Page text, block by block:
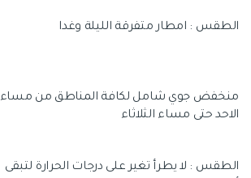
الطقس : امطار متفرقة الليلة وغدا
منخفض جوي شامل لكافة المناطق من مساء
الاحد حتى مساء الثلاثاء
الطقس : لا يطرأ تغير على درجات الحرارة لتبقى